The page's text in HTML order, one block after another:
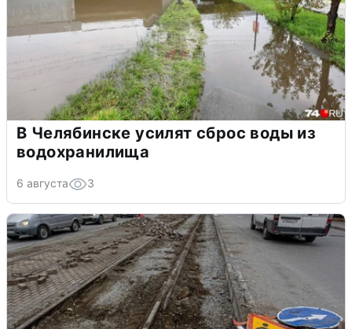
В Челябинске усилят сброс воды из
водохранилища
6 августа 3